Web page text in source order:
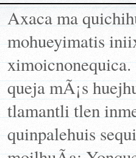
Axaca ma
mohueyimatis
queja mÃ¡s
tlamantli tlen
quinpalehuis